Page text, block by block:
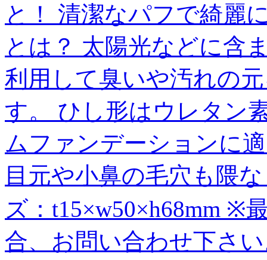
と！ 清潔なパフで綺麗
とは？ 太陽光などに含
利用して臭いや汚れの
す。 ひし形はウレタン
ムファンデーションに
目元や小鼻の毛穴も隈
ズ：t15×w50×h68mm ※
合、お問い合わせ下さ